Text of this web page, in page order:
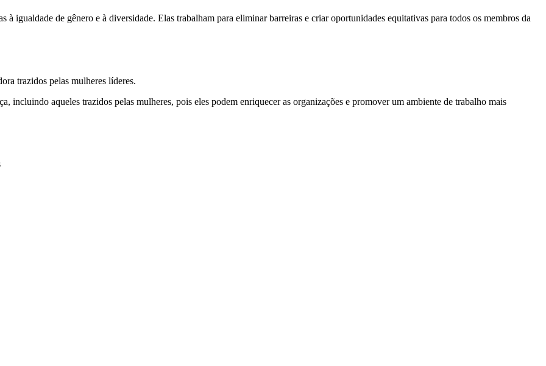
à igualdade de gênero e à diversidade. Elas trabalham para eliminar barreiras e criar oportunidades equitativas para todos os membros da
trazidos pelas mulheres líderes.
incluindo aqueles trazidos pelas mulheres, pois eles podem enriquecer as organizações e promover um ambiente de trabalho mais